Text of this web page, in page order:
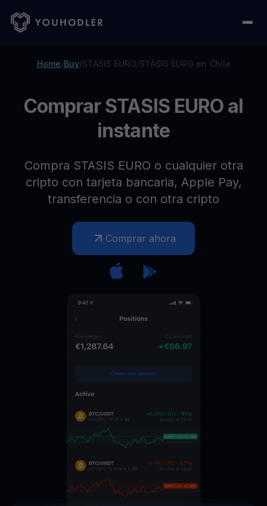
Home/Buy/STASIS EURO/STASIS EURO en Chile
Comprar STASIS EURO al
instante
Compra STASIS EURO o cualquier otra
cripto con tarjeta bancaria, Apple Pay,
transferencia o con otra cripto
Comprar ahora